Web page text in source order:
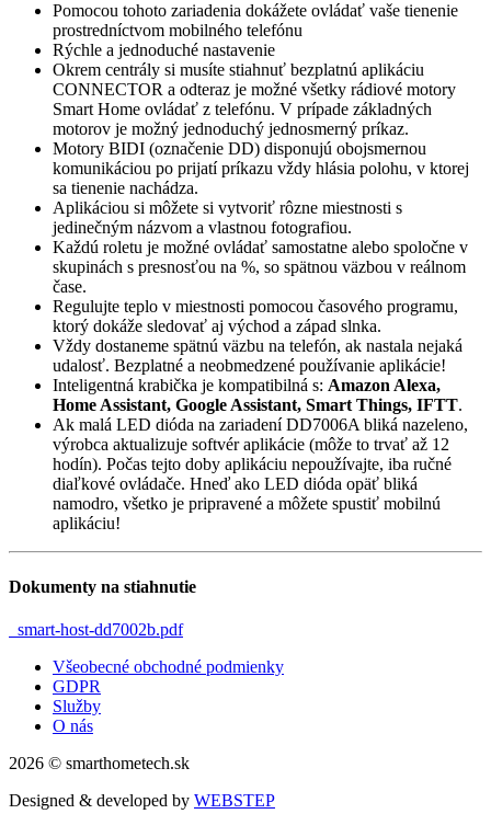
Pomocou tohoto zariadenia dokážete ovládať vaše tienenie
prostredníctvom mobilného telefónu
Rýchle a jednoduché nastavenie
Okrem centrály si musíte stiahnuť bezplatnú aplikáciu
CONNECTOR a odteraz je možné všetky rádiové motory
Smart Home ovládať z telefónu. V prípade základných
motorov je možný jednoduchý jednosmerný príkaz.
Motory BIDI (označenie DD) disponujú obojsmernou
komunikáciou po prijatí príkazu vždy hlásia polohu, v ktorej
sa tienenie nachádza.
Aplikáciou si môžete si vytvoriť rôzne miestnosti s
jedinečným názvom a vlastnou fotografiou.
Každú roletu je možné ovládať samostatne alebo spoločne v
skupinách s presnosťou na %, so spätnou väzbou v reálnom
čase.
Regulujte teplo v miestnosti pomocou časového programu,
ktorý dokáže sledovať aj východ a západ slnka.
Vždy dostaneme spätnú väzbu na telefón, ak nastala nejaká
udalosť. Bezplatné a neobmedzené používanie aplikácie!
Inteligentná krabička je kompatibilná s: Amazon Alexa,
Home Assistant, Google Assistant, Smart Things, IFTT.
Ak malá LED dióda na zariadení DD7006A bliká nazeleno,
výrobca aktualizuje softvér aplikácie (môže to trvať až 12
hodín). Počas tejto doby aplikáciu nepoužívajte, iba ručné
diaľkové ovládače. Hneď ako LED dióda opäť bliká
namodro, všetko je pripravené a môžete spustiť mobilnú
aplikáciu!
Dokumenty na stiahnutie
smart-host-dd7002b.pdf
Všeobecné obchodné podmienky
GDPR
Služby
O nás
2026 © smarthometech.sk
Designed & developed by WEBSTEP